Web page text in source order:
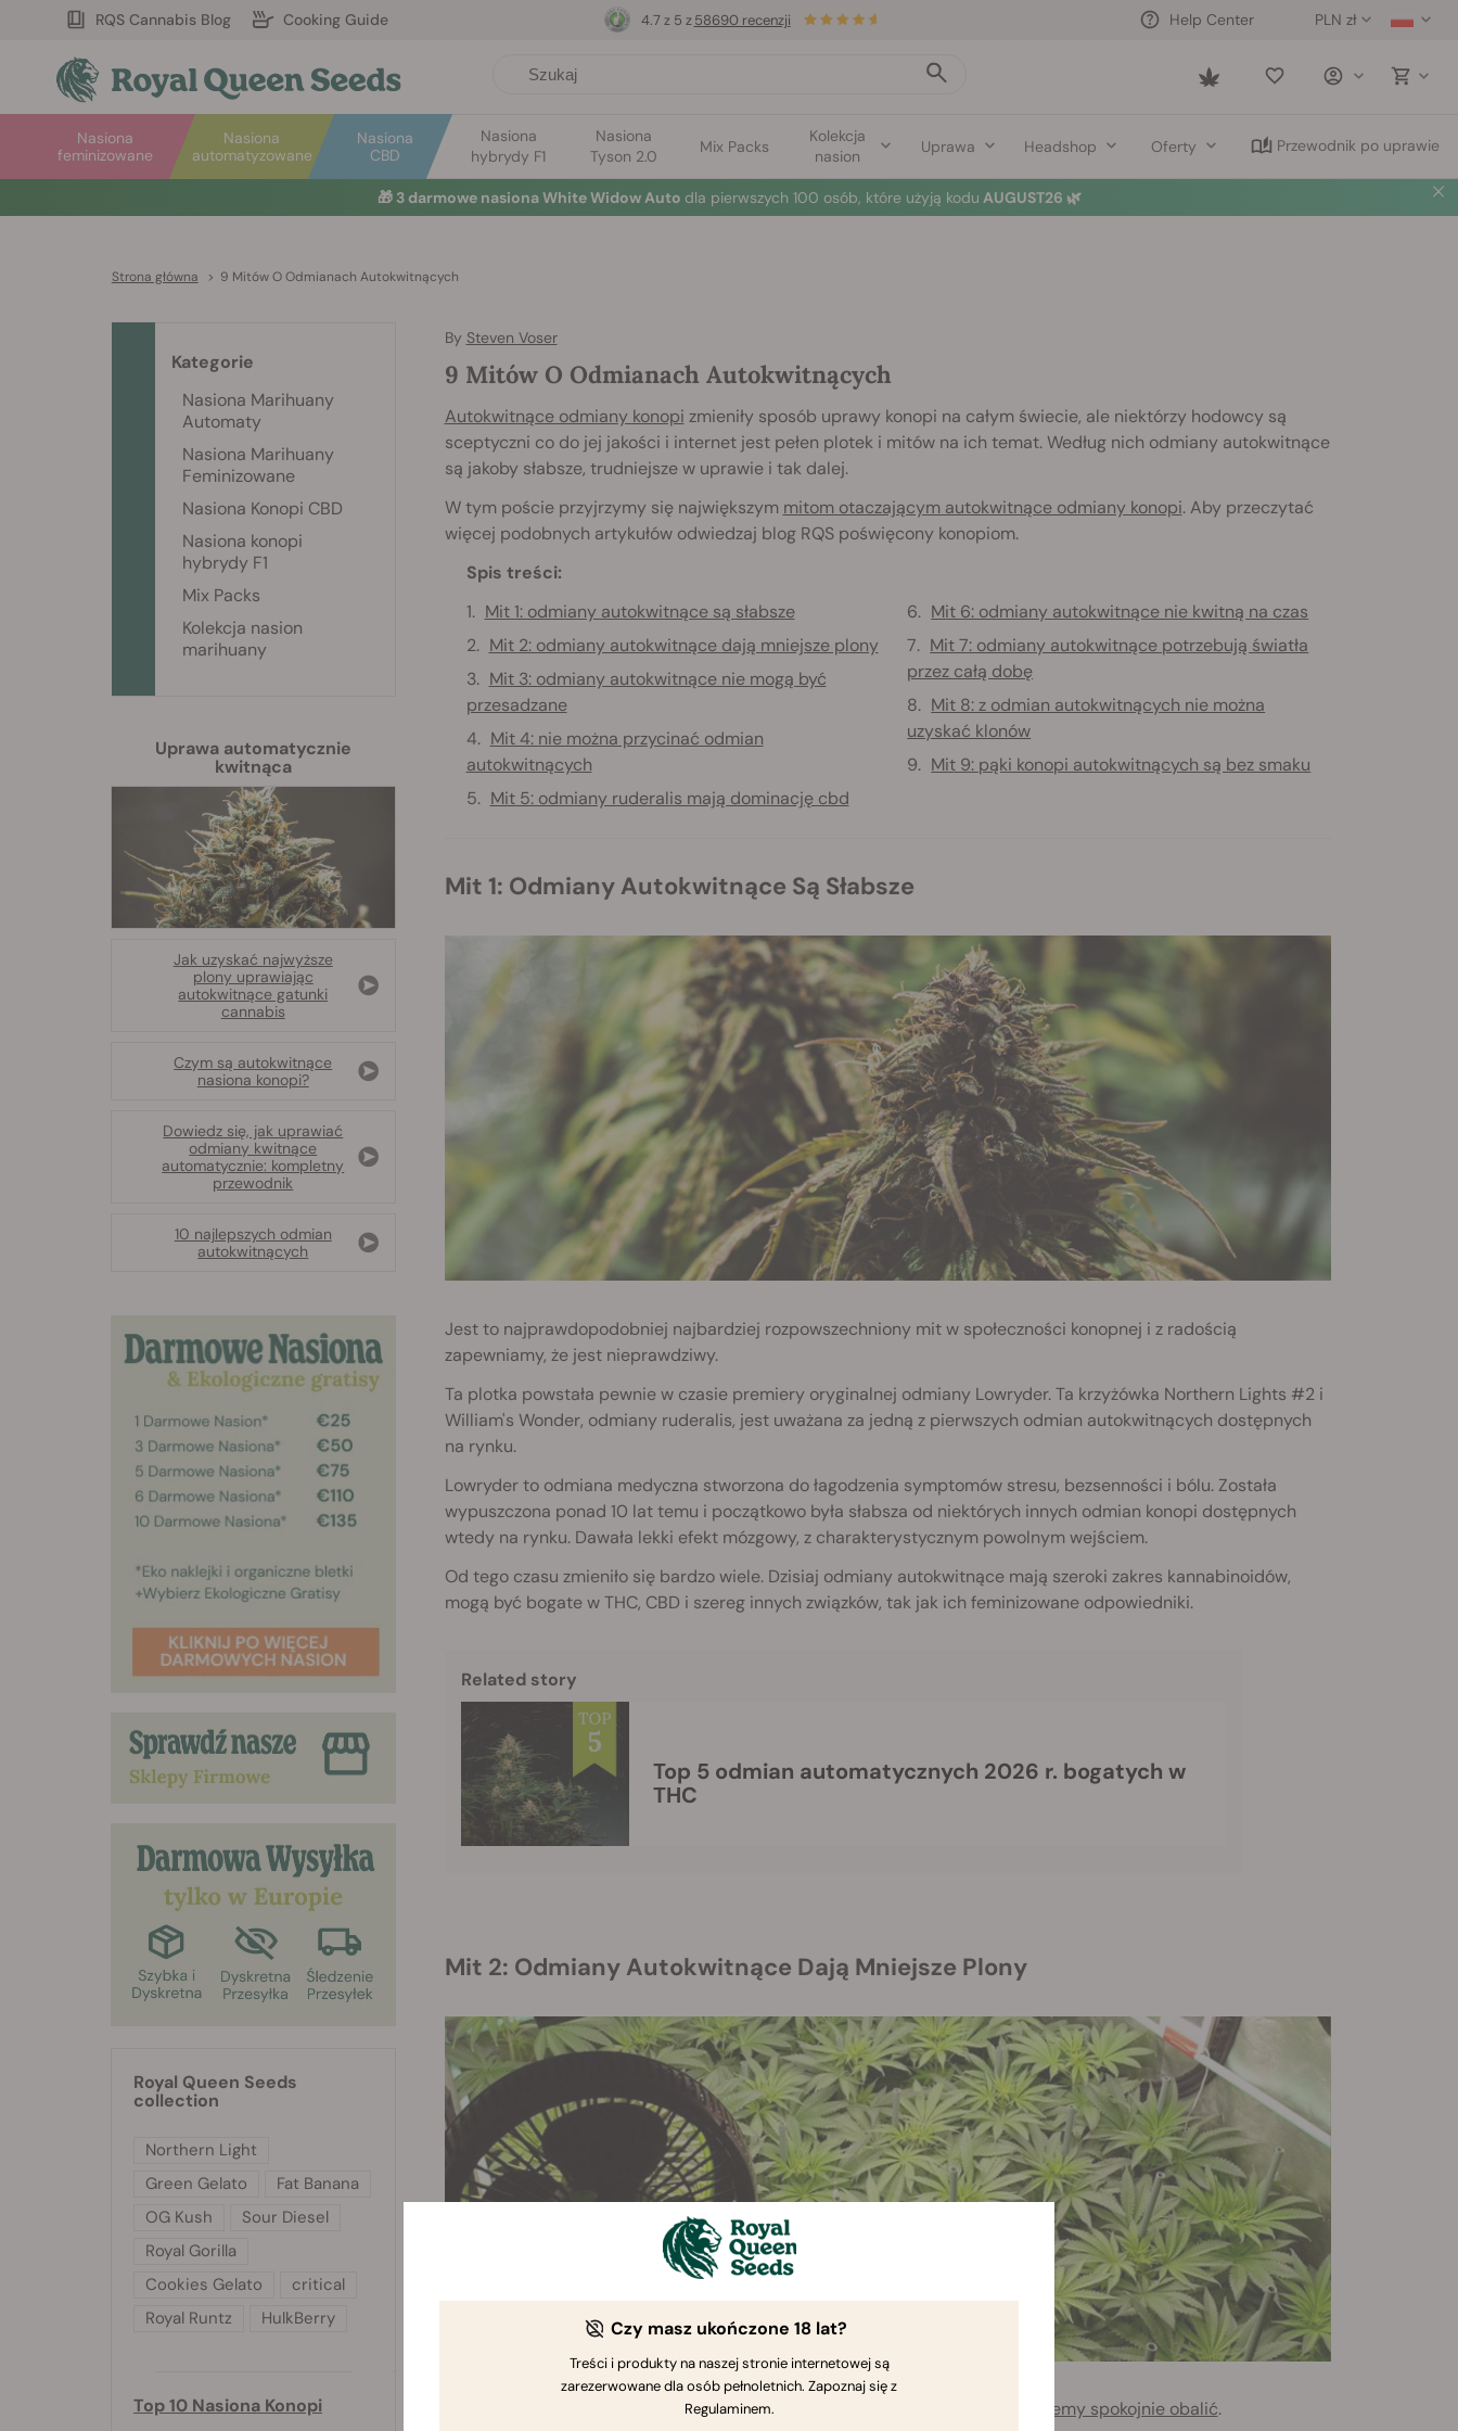
RQS Cannabis Blog Cooking Guide PLN zł
Help Center
Saved
Nasiona
automatyzowane
Nasiona
feminizowane
Nasiona
CBD
Nasiona
hybrydy F1
Nasiona
Tyson 2.0
Mix Packs
Kolekcja
nasion
Uprawa Headshop Oferty Przewodnik po uprawie
4.7 z 5 z 58690 recenzji
🎁 3 darmowe nasiona White Widow Auto dla pierwszych 100 osób, które użyją kodu AUGUST26 🌿
Strona główna > 9 Mitów O Odmianach Autokwitnących
By Steven Voser
9 Mitów O Odmianach Autokwitnących
Autokwitnące odmiany konopi zmieniły sposób uprawy konopi na całym świecie, ale niektórzy hodowcy są
sceptyczni co do jej jakości i internet jest pełen plotek i mitów na ich temat. Według nich odmiany autokwitnące
są jakoby słabsze, trudniejsze w uprawie i tak dalej.
W tym poście przyjrzymy się największym mitom otaczającym autokwitnące odmiany konopi. Aby przeczytać
więcej podobnych artykułów odwiedzaj blog RQS poświęcony konopiom.
Spis treści:
Mit 1: odmiany autokwitnące są słabsze
Mit 2: odmiany autokwitnące dają mniejsze plony
Mit 3: odmiany autokwitnące nie mogą być
przesadzane
Mit 4: nie można przycinać odmian
autokwitnących
Mit 5: odmiany ruderalis mają dominację cbd
Mit 6: odmiany autokwitnące nie kwitną na czas
Mit 7: odmiany autokwitnące potrzebują światła
przez całą dobę
Mit 8: z odmian autokwitnących nie można
uzyskać klonów
Mit 9: pąki konopi autokwitnących są bez smaku
Mit 1: Odmiany Autokwitnące Są Słabsze
Jest to najprawdopodobniej najbardziej rozpowszechniony mit w społeczności konopnej i z radością
zapewniamy, że jest nieprawdziwy.
Ta plotka powstała pewnie w czasie premiery oryginalnej odmiany Lowryder. Ta krzyżówka Northern Lights #2 i
William's Wonder, odmiany ruderalis, jest uważana za jedną z pierwszych odmian autokwitnących dostępnych
na rynku.
Lowryder to odmiana medyczna stworzona do łagodzenia symptomów stresu, bezsenności i bólu. Została
wypuszczona ponad 10 lat temu i początkowo była słabsza od niektórych innych odmian konopi dostępnych
wtedy na rynku. Dawała lekki efekt mózgowy, z charakterystycznym powolnym wejściem.
Od tego czasu zmieniło się bardzo wiele. Dzisiaj odmiany autokwitnące mają szeroki zakres kannabinoidów,
mogą być bogate w THC, CBD i szereg innych związków, tak jak ich feminizowane odpowiedniki.
Related story
Top 5 odmian automatycznych 2026 r. bogatych w
THC
Mit 2: Odmiany Autokwitnące Dają Mniejsze Plony
To kolejny popularny mit na temat odmian autokwitnących konopi, który możemy spokojnie obalić.
Kategorie
Nasiona Marihuany
Automaty
Nasiona Marihuany
Feminizowane
Nasiona Konopi CBD
Nasiona konopi
hybrydy F1
Mix Packs
Kolekcja nasion
marihuany
Uprawa automatycznie
kwitnąca
Jak uzyskać najwyższe
plony uprawiając
autokwitnące gatunki
cannabis
Czym są autokwitnące
nasiona konopi?
Dowiedz się, jak uprawiać
odmiany kwitnące
automatycznie: kompletny
przewodnik
10 najlepszych odmian
autokwitnących
Royal Queen Seeds
collection
Northern Light
Green Gelato
Fat Banana
OG Kush
Sour Diesel
Royal Gorilla
Cookies Gelato
critical
Royal Runtz
HulkBerry
Top 10 Nasiona Konopi
Czy masz ukończone 18 lat?
Treści i produkty na naszej stronie internetowej są
zarezerwowane dla osób pełnoletnich. Zapoznaj się z
Regulaminem.